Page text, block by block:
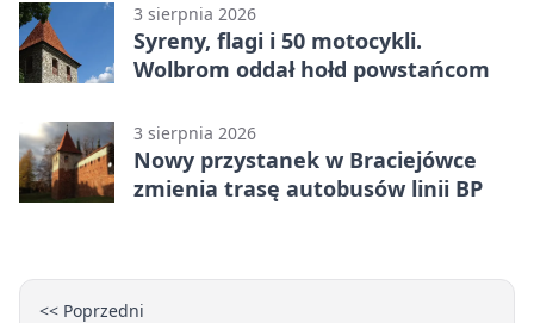
3 sierpnia 2026
Syreny, flagi i 50 motocykli.
Wolbrom oddał hołd powstańcom
3 sierpnia 2026
Nowy przystanek w Braciejówce
zmienia trasę autobusów linii BP
<< Poprzedni